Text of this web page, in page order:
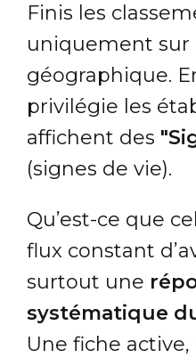
Finis les
uniquement sur
géographique.
privilégie les
affichent des
(signes de vie).
Qu’est-ce que
flux constant
surtout une
systématique
Une fiche